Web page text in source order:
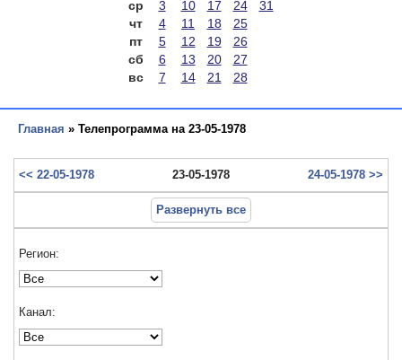
ср
3 10 17 24
31
чт
4 11 18
25
пт
5 12 19
26
сб
6 13 20
27
вс
7 14 21 28
Главная » Телепрограмма на 23-05-1978
<< 22-05-1978 23-05-1978 24-05-1978 >>
Развернуть все
Регион:
Канал: